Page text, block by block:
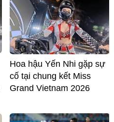
Hoa hậu Yến Nhi gặp sự
cố tại chung kết Miss
Grand Vietnam 2026